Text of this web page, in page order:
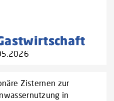
Zisternen zur
in